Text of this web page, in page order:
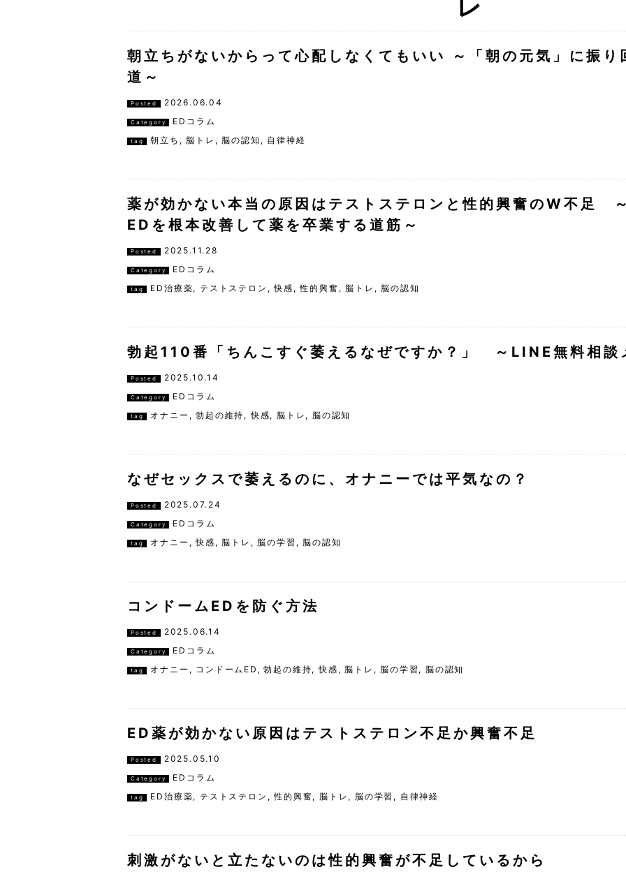
朝立ちがないからって心配しなくてもいい ～「朝の元気」に振
道～
Posted 2026.06.04
Category EDコラム
tag 朝立ち , 脳トレ , 脳の認知 , 自律神経
薬が効かない本当の原因はテストステロンと性的興奮のW不足
EDを根本改善して薬を卒業する道筋～
Posted 2025.11.28
Category EDコラム
tag ED治療薬,テストステロン ,快感 ,性的興奮 , 脳トレ , 脳の認知
勃起110番「ちんこすぐ萎えるなぜですか？」 ～LINE無料相談
Posted 2025.10.14
Category EDコラム
tag オナニー ,勃起の維持 ,快感, 脳トレ , 脳の認知
なぜセックスで萎えるのに、オナニーでは平気なの？
Posted 2025.07.24
Category EDコラム
tag オナニー ,快感 , 脳トレ , 脳の学習 , 脳の認知
コンドームEDを防ぐ方法
Posted 2025.06.14
Category EDコラム
tag オナニー , コンドームED ,勃起の維持,快感 , 脳トレ , 脳の学習 , 脳の認知
ED薬が効かない原因はテストステロン不足か興奮不足
Posted 2025.05.10
Category EDコラム
tag ED治療薬,テストステロン ,性的興奮, 脳トレ , 脳の学習 , 自律神経
刺激がないと立たないのは性的興奮が不足しているから